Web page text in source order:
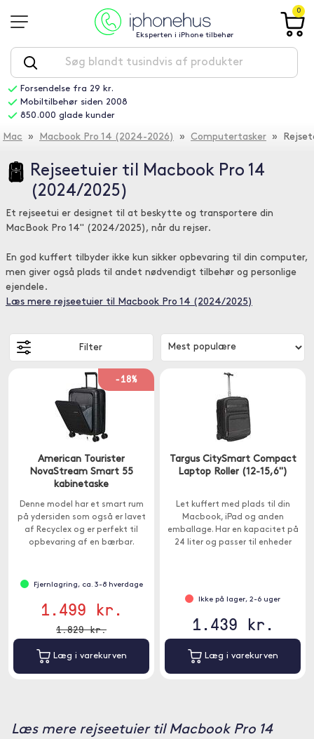
Eksperten i iPhone tilbehør
0
Forsendelse fra 29 kr.
Mobiltilbehør siden 2008
850.000 glade kunder
Mac » Macbook Pro 14 (2024-2026) » Computertasker »
Rejseetuier til Macbook Pro 14
(2024/2025)
Et rejseetui er designet til at beskytte og transportere din
MacBook Pro 14" (2024/2025), når du rejser.
En god kuffert tilbyder ikke kun sikker opbevaring til din computer,
men giver også plads til andet nødvendigt tilbehør og personlige
ejendele.
Læs mere rejseetuier til Macbook Pro 14 (2024/2025)
Filter
-18%
American Tourister
NovaStream Smart 55
kabinetaske
Denne model har et smart rum
på ydersiden som også er lavet
af Recyclex og er perfekt til
opbevaring af en bærbar.
Fjernlagring, ca. 3-8 hverdage
1.499 kr.
1.829 kr.
Læg i varekurven
Targus CitySmart Compact
Laptop Roller (12-15,6")
Let kuffert med plads til din
Macbook, iPad og anden
emballage. Har en kapacitet på
24 liter og passer til enheder
Ikke på lager, 2-6 uger
1.439 kr.
Læg i varekurven
Læs mere rejseetuier til Macbook Pro 14